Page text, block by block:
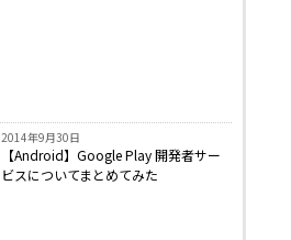
2014年9月30日
【Android】Google Play 開発者サー
ビスについてまとめてみた